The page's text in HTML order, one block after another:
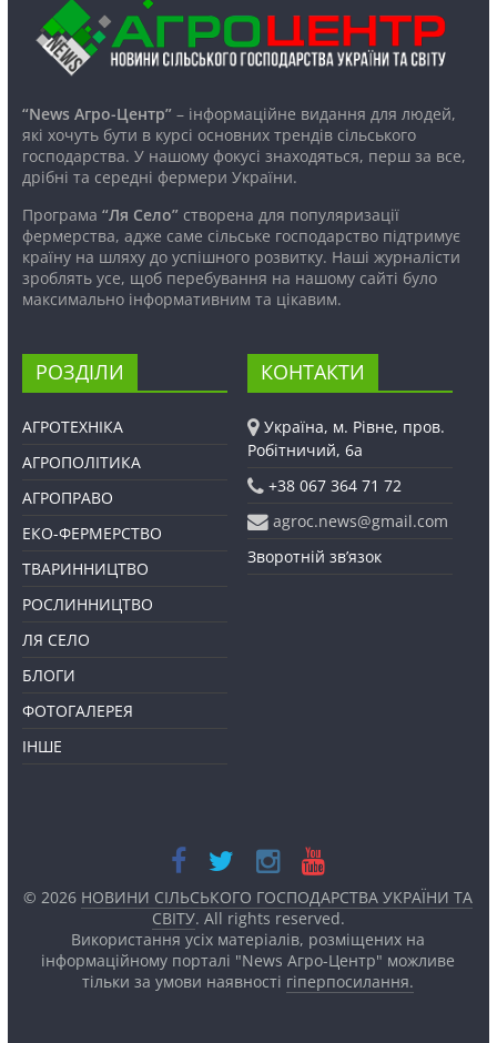
“News Агро-Центр”– інформаційне видання для людей,
які хочуть бути в курсі основних трендів сільського
господарства. У нашому фокусі знаходяться, перш за все,
дрібні та середні фермери України.
Програма “Ля Село”створена для популяризації
фермерства, адже саме сільське господарство підтримує
країну на шляху до успішного розвитку. Наші журналісти
зроблять усе, щоб перебування на нашому сайті було
максимально інформативним та цікавим.
РОЗДІЛИ
АГРОТЕХНІКА
АГРОПОЛІТИКА
АГРОПРАВО
ЕКО-ФЕРМЕРСТВО
ТВАРИННИЦТВО
РОСЛИННИЦТВО
ЛЯ СЕЛО
БЛОГИ
ФОТОГАЛЕРЕЯ
ІНШЕ
КОНТАКТИ
Україна, м. Рівне, пров.
Робітничий, 6а
+38 067 364 71 72
agroc.news@gmail.com
Зворотній зв’язок
© 2026 НОВИНИ СІЛЬСЬКОГО ГОСПОДАРСТВА УКРАЇНИ ТА
СВІТУ. All rights reserved.
Використання усіх матеріалів, розміщених на
інформаційному порталі "News Агро-Центр" можливе
тільки за умови наявності гіперпосилання.